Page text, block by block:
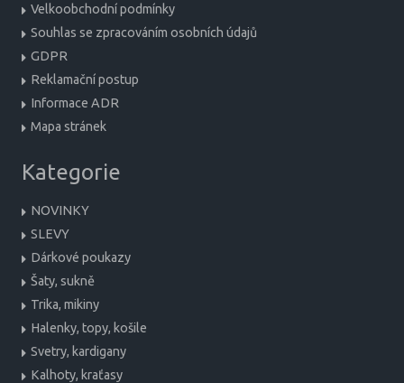
Velkoobchodní podmínky
Souhlas se zpracováním osobních údajů
GDPR
Reklamační postup
Informace ADR
Mapa stránek
Kategorie
NOVINKY
SLEVY
Dárkové poukazy
Šaty, sukně
Trika, mikiny
Halenky, topy, košile
Svetry, kardigany
Kalhoty, kraťasy